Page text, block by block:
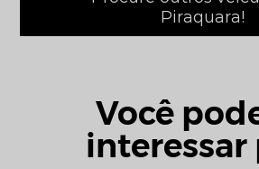
Piraquara!
Você
interessar